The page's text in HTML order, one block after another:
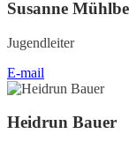
Susanne
Jugendleiter
E-mail
Heidrun Bauer